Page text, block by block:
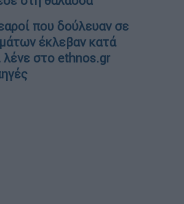
που δούλευαν σε
έκλεβαν κατά
λένε στο ethnos.gr